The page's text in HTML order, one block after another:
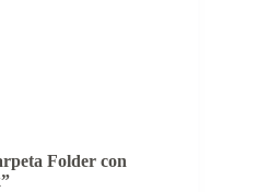
Folder con